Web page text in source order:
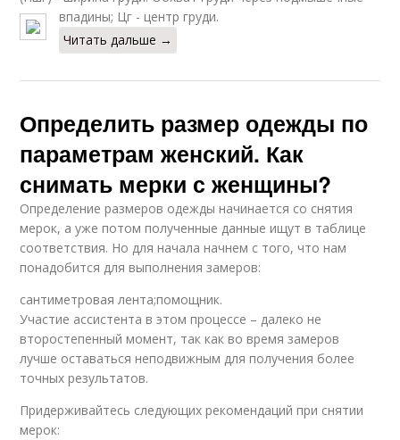
впадины; Цг - центр груди.
Читать дальше →
Определить размер одежды по
параметрам женский. Как
снимать мерки с женщины?
Определение размеров одежды начинается со снятия
мерок, а уже потом полученные данные ищут в таблице
соответствия. Но для начала начнем с того, что нам
понадобится для выполнения замеров:
сантиметровая лента;помощник.
Участие ассистента в этом процессе – далеко не
второстепенный момент, так как во время замеров
лучше оставаться неподвижным для получения более
точных результатов.
Придерживайтесь следующих рекомендаций при снятии
мерок: